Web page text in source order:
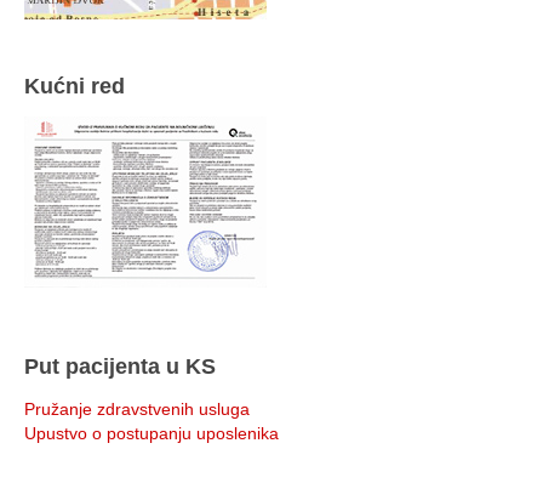
Kućni red
Put pacijenta u KS
Pružanje zdravstvenih usluga
Upustvo o postupanju uposlenika